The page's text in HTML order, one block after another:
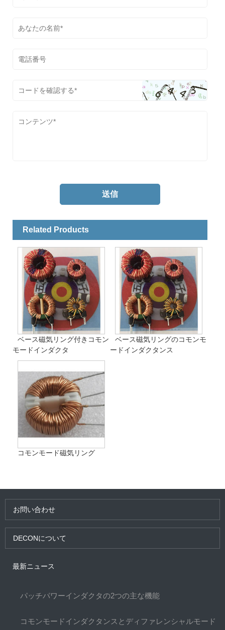
Related Products
ベース磁気リング付きコモン
モードインダクタ
ベース磁気リングのコモンモ
ードインダクタンス
コモンモード磁気リング
お問い合わせ
DECONについて
最新ニュース
パッチパワーインダクタの2つの主な機能
コモンモードインダクタンスとディファレンシャルモード